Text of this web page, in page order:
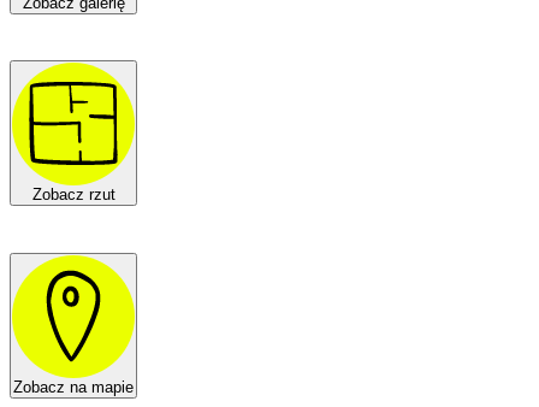
Zobacz rzut
Zobacz na mapie